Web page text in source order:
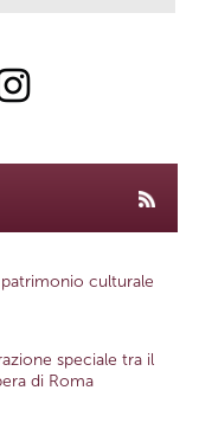
culturale
speciale tra il
di Roma